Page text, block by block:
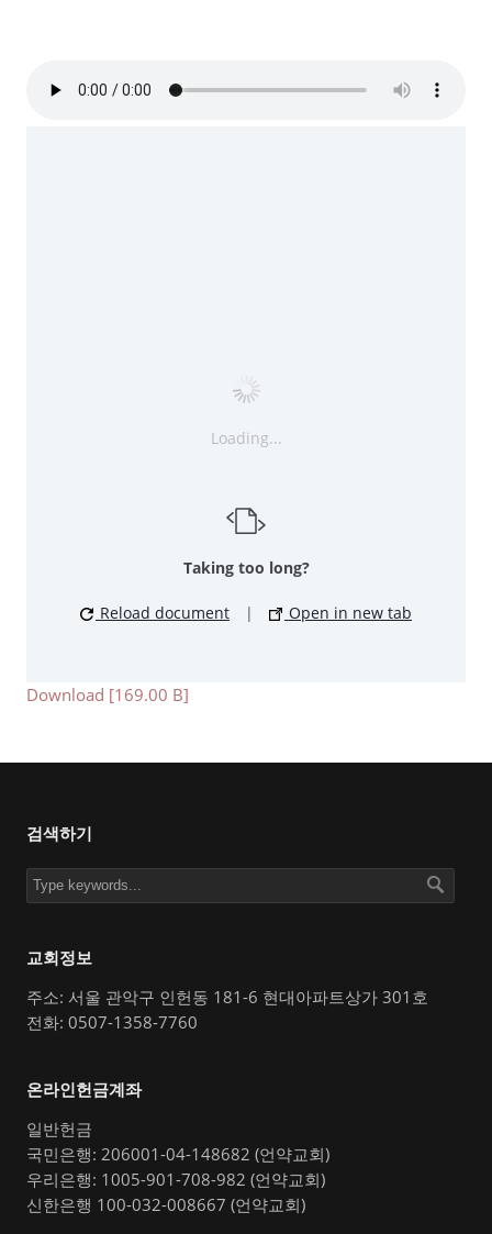
Loading...
Taking too long?
Reload document | Open in new tab
Download [169.00 B]
검색하기
교회정보
주소: 서울 관악구 인헌동 181-6 현대아파트상가 301호
전화: 0507-1358-7760
온라인헌금계좌
일반헌금
국민은행: 206001-04-148682 (언약교회)
우리은행: 1005-901-708-982 (언약교회)
신한은행 100-032-008667 (언약교회)